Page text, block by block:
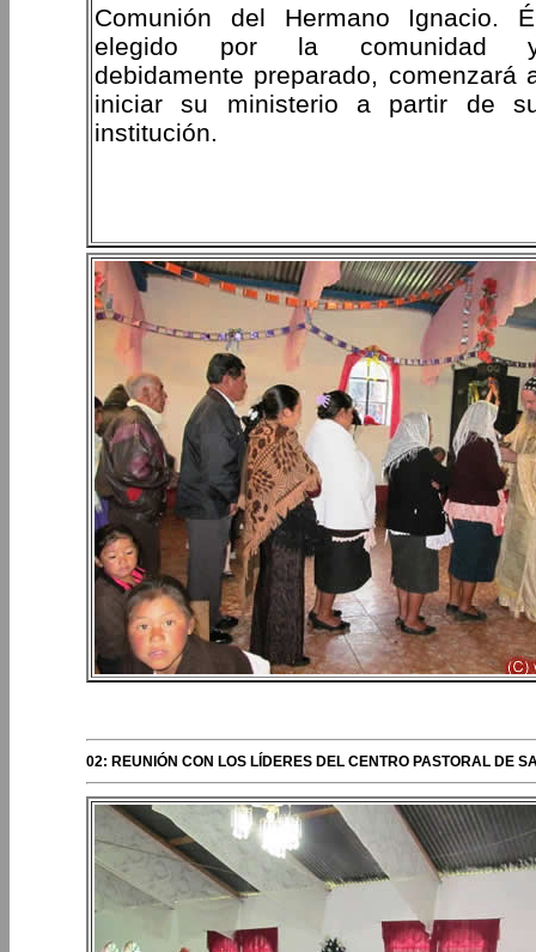
Comunión del Hermano Ignacio.
elegido por la comunidad
debidamente preparado, comenzará
iniciar su ministerio a partir de
institución.
02: REUNIÓN CON LOS LÍDERES DEL CENTRO PASTORAL DE